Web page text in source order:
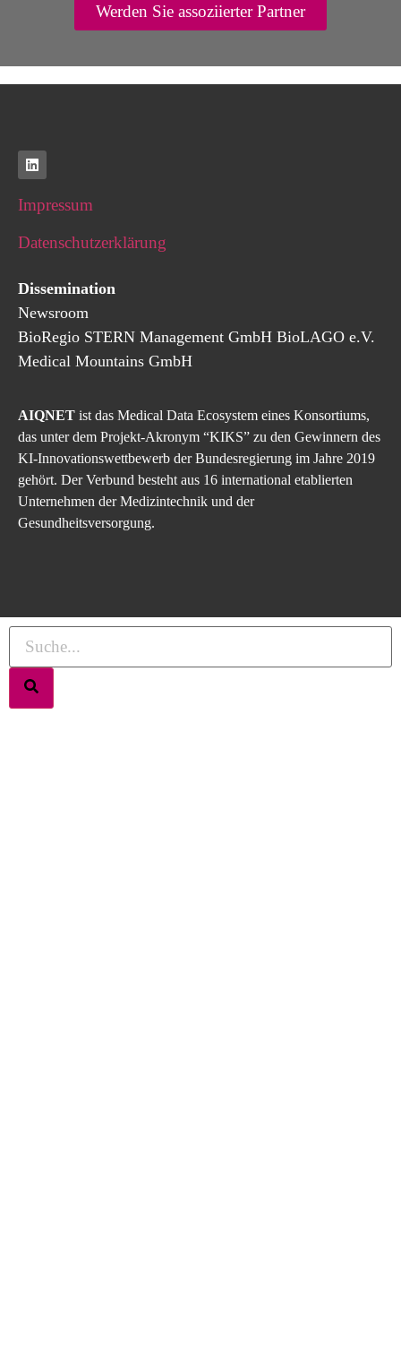
Werden Sie assoziierter Partner
Impressum
Datenschutzerklärung
Dissemination
Newsroom
BioRegio STERN Management GmbH BioLAGO e.V.
Medical Mountains GmbH
AIQNET ist das Medical Data Ecosystem eines Konsortiums,
das unter dem Projekt-Akronym “KIKS” zu den Gewinnern des
KI-Innovationswettbewerb der Bundesregierung im Jahre 2019
gehört. Der Verbund besteht aus 16 international etablierten
Unternehmen der Medizintechnik und der
Gesundheitsversorgung.